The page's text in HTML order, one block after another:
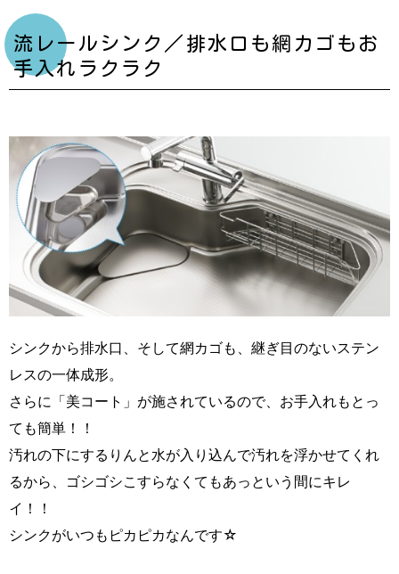
流レールシンク／排水口も網カゴもお
手入れラクラク
シンクから排水口、そして網カゴも、継ぎ目のないステン
レスの一体成形。
さらに「美コート」が施されているので、お手入れもとっ
ても簡単！！
汚れの下にするりんと水が入り込んで汚れを浮かせてくれ
るから、ゴシゴシこすらなくてもあっという間にキレ
イ！！
シンクがいつもピカピカなんです☆